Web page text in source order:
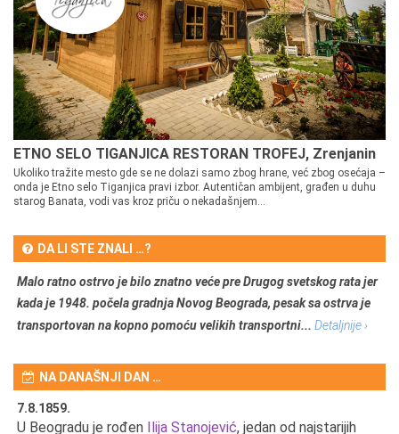
ETNO SELO TIGANJICA RESTORAN TROFEJ, Zrenjanin
Ukoliko tražite mesto gde se ne dolazi samo zbog hrane, već zbog osećaja –
onda je Etno selo Tiganjica pravi izbor. Autentičan ambijent, građen u duhu
starog Banata, vodi vas kroz priču o nekadašnjem...
DA LI STE ZNALI …?
Malo ratno ostrvo je bilo znatno veće pre Drugog svetskog rata jer
kada je 1948. počela gradnja Novog Beograda, pesak sa ostrva je
transportovan na kopno pomoću velikih transportni... Detaljnije ›
NA DANAŠNJI DAN …
7.8.1859.
U Beogradu je rođen Ilija Stanojević, jedan od najstarijih